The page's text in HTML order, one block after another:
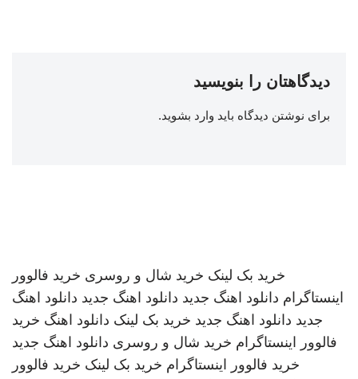
دیدگاهتان را بنویسید
برای نوشتن دیدگاه باید وارد بشوید.
خرید بک لینک خرید شال و روسری خرید فالوور
اینستاگرام دانلود اهنگ جدید دانلود اهنگ جدید دانلود اهنگ
جدید دانلود اهنگ جدید خرید بک لینک دانلود اهنگ خرید
فالوور اینستاگرام خرید شال و روسری دانلود اهنگ جدید
خرید فالوور اینستاگرام خرید بک لینک خرید فالوور